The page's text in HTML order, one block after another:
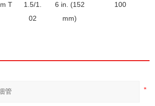
T
1.5/1.
02
6 in. (152
mm)
100